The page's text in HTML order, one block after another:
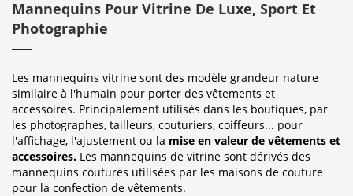
Mannequins Pour Vitrine De Luxe, Sport Et
Photographie
Les mannequins vitrine sont des modèle grandeur nature
similaire à l'humain pour porter des vêtements et
accessoires. Principalement utilisés dans les boutiques, par
les photographes, tailleurs, couturiers, coiffeurs... pour
l'affichage, l'ajustement ou la mise en valeur de vêtements et
accessoires. Les mannequins de vitrine sont dérivés des
mannequins coutures utilisées par les maisons de couture
pour la confection de vêtements.